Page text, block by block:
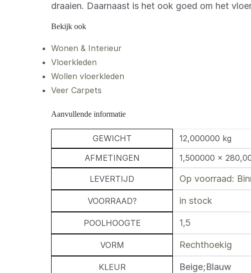
draaien. Daarnaast is het ook goed om het
Bekijk ook
Wonen & Interieur
Vloerkleden
Wollen vloerkleden
Veer Carpets
Aanvullende informatie
GEWICHT
12,000000 kg
AFMETINGEN
1,500000 ×
LEVERTIJD Op voorraad:
VOORRAAD? in stock
POOLHOOGTE 1,5
VORM Rechthoekig
KLEUR Beige;Blauw